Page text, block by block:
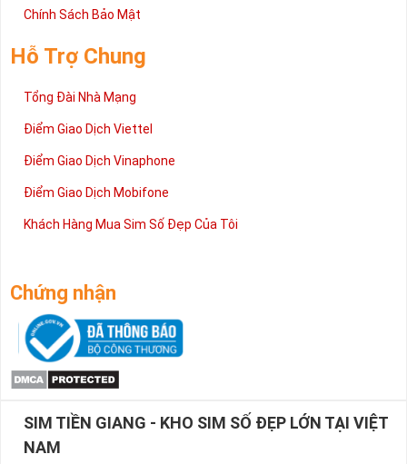
Chính Sách Bảo Mật
Hỗ Trợ Chung
Tổng Đài Nhà Mạng
Điểm Giao Dịch Viettel
Điểm Giao Dịch Vinaphone
Điểm Giao Dịch Mobifone
Khách Hàng Mua Sim Số Đẹp Của Tôi
Chứng nhận
SIM TIỀN GIANG - KHO SIM SỐ ĐẸP LỚN TẠI VIỆT
NAM